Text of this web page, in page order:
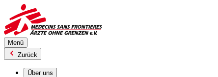
Direkt
zum
Inhalt
Menü
Zurück
Über uns